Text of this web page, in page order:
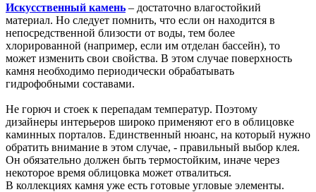
Искусственный камень – достаточно влагостойкий
материал. Но следует помнить, что если он находится в
непосредственной близости от воды, тем более
хлорированной (например, если им отделан бассейн), то
может изменить свои свойства. В этом случае поверхность
камня необходимо периодически обрабатывать
гидрофобными составами.
Не горюч и стоек к перепадам температур. Поэтому
дизайнеры интерьеров широко применяют его в облицовке
каминных порталов. Единственный нюанс, на который нужно
обратить внимание в этом случае, - правильный выбор клея.
Он обязательно должен быть термостойким, иначе через
некоторое время облицовка может отвалиться.
В коллекциях камня уже есть готовые угловые элементы.